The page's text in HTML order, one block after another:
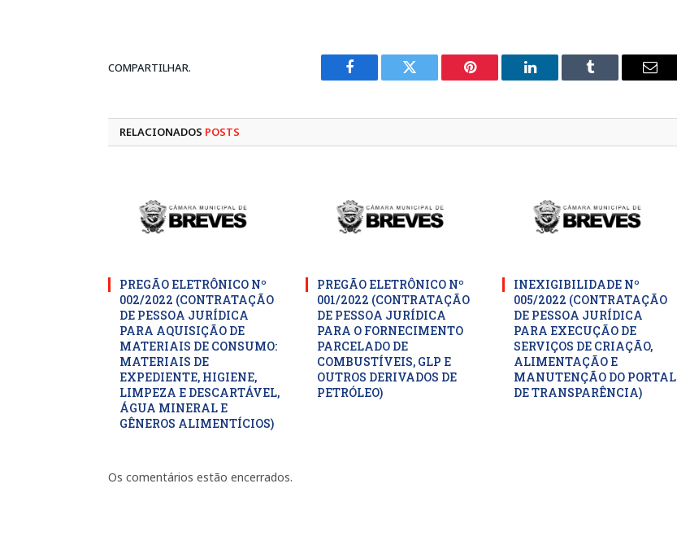
COMPARTILHAR.
Facebook Twitter Pinterest LinkedIn Tumblr
E-
RELACIONADOS POSTS
PREGÃO ELETRÔNICO Nº
002/2022 (CONTRATAÇÃO
DE PESSOA JURÍDICA
PARA AQUISIÇÃO DE
MATERIAIS DE CONSUMO:
MATERIAIS DE
EXPEDIENTE, HIGIENE,
LIMPEZA E DESCARTÁVEL,
ÁGUA MINERAL E
GÊNEROS ALIMENTÍCIOS)
PREGÃO ELETRÔNICO Nº
001/2022 (CONTRATAÇÃO
DE PESSOA JURÍDICA
PARA O FORNECIMENTO
PARCELADO DE
COMBUSTÍVEIS, GLP E
OUTROS DERIVADOS DE
PETRÓLEO)
INEXIGIBILIDADE Nº
005/2022 (CONTRATAÇÃO
DE PESSOA JURÍDICA
PARA EXECUÇÃO DE
SERVIÇOS DE CRIAÇÃO,
ALIMENTAÇÃO E
MANUTENÇÃO DO PORTAL
DE TRANSPARÊNCIA)
Os comentários estão encerrados.